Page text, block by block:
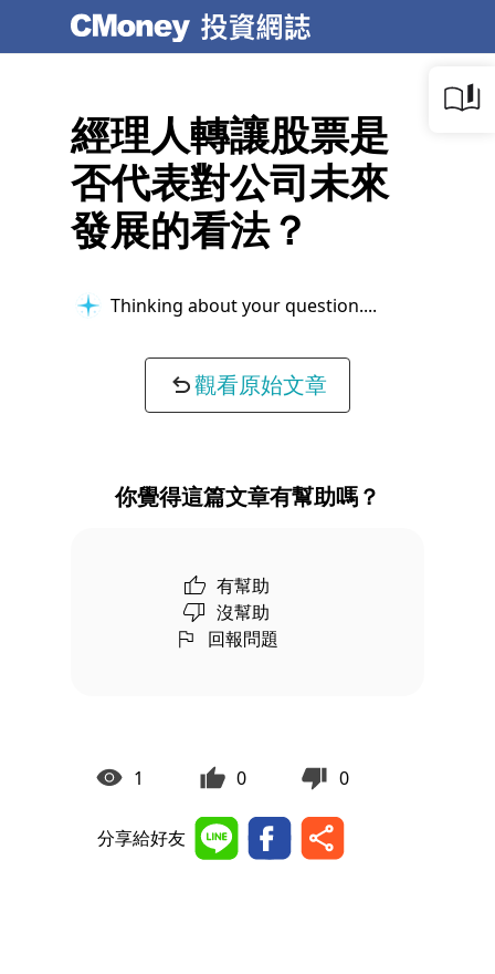
經理人轉讓股票是
否代表對公司未來
發展的看法？
Thinking about your question...
觀看原始文章
你覺得這篇文章有幫助嗎？
有幫助
沒幫助
回報問題
1 0 0
分享給好友